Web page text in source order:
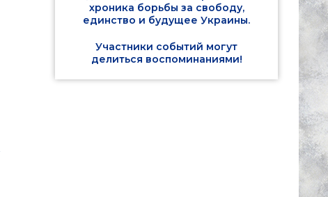
хроника борьбы за свободу,
единство и будущее Украины.
Участники событий могут
делиться воспоминаниями!